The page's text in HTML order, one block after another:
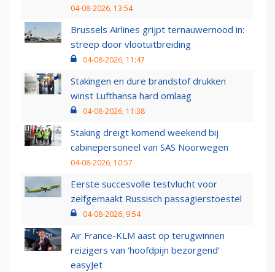
04-08-2026, 13:54
Brussels Airlines grijpt ternauwernood in:
streep door vlootuitbreiding
04-08-2026, 11:47
Stakingen en dure brandstof drukken
winst Lufthansa hard omlaag
04-08-2026, 11:38
Staking dreigt komend weekend bij
cabinepersoneel van SAS Noorwegen
04-08-2026, 10:57
Eerste succesvolle testvlucht voor
zelfgemaakt Russisch passagierstoestel
04-08-2026, 9:54
Air France-KLM aast op terugwinnen
reizigers van ‘hoofdpijn bezorgend’
easyJet